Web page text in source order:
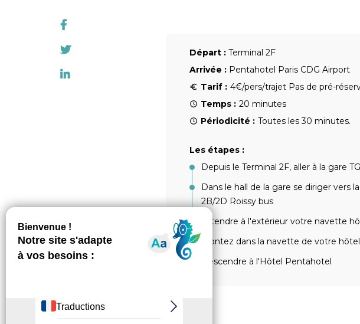
Départ : Terminal 2F
Arrivée : Pentahotel Paris CDG Airport
Tarif : 4€/pers/trajet Pas de pré-
Temps : 20 minutes
Périodicité : Toutes les 30 minutes.
Les étapes :
Depuis le Terminal 2F, aller à la gare
Dans le hall de la gare se diriger vers
2B/2D Roissy bus
Attendre à l'extérieur votre navette
Montez dans la navette de votre
Descendre à l'Hôtel Pentahotel